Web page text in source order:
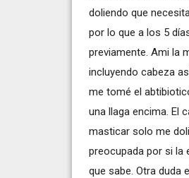
doliendo que
por lo que a los 5
previamente. Ami la
incluyendo cabeza
me tomé el
una llaga encima. El
masticar solo me
preocupada por si la
que sabe. Otra duda